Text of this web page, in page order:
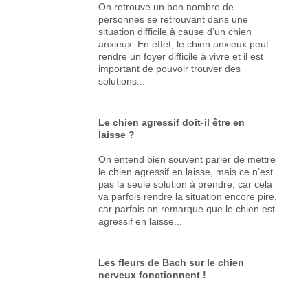
On retrouve un bon nombre de
personnes se retrouvant dans une
situation difficile à cause d’un chien
anxieux. En effet, le chien anxieux peut
rendre un foyer difficile à vivre et il est
important de pouvoir trouver des
solutions...
Le chien agressif doit-il être en
laisse ?
On entend bien souvent parler de mettre
le chien agressif en laisse, mais ce n’est
pas la seule solution à prendre, car cela
va parfois rendre la situation encore pire,
car parfois on remarque que le chien est
agressif en laisse...
Les fleurs de Bach sur le chien
nerveux fonctionnent !